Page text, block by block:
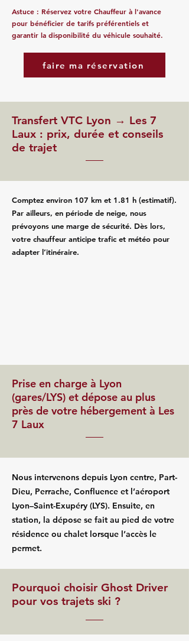
Astuce : Réservez votre Chauffeur à l'avance
pour bénéficier de tarifs préférentiels et
garantir la disponibilité du véhicule souhaité.
faire ma réservation
Transfert VTC Lyon → Les 7
Laux : prix, durée et conseils
de trajet
Comptez environ 107 km et 1.81 h (estimatif).
Par ailleurs, en période de neige, nous
prévoyons une marge de sécurité. Dès lors,
votre chauffeur anticipe trafic et météo pour
adapter l’itinéraire.
Prise en charge à Lyon
(gares/LYS) et dépose au plus
près de votre hébergement à Les
7 Laux
Nous intervenons depuis Lyon centre, Part-
Dieu, Perrache, Confluence et l’aéroport
Lyon–Saint-Exupéry (LYS). Ensuite, en
station, la dépose se fait au pied de votre
résidence ou chalet lorsque l’accès le
permet.
Pourquoi choisir Ghost Driver
pour vos trajets ski ?